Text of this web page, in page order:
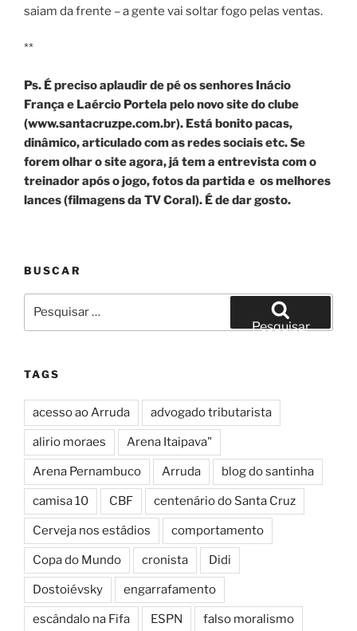
saiam da frente – a gente vai soltar fogo pelas ventas.
**
Ps. É preciso aplaudir de pé os senhores Inácio
França e Laércio Portela pelo novo site do clube
(www.santacruzpe.com.br). Está bonito pacas,
dinâmico, articulado com as redes sociais etc. Se
forem olhar o site agora, já tem a entrevista com o
treinador após o jogo, fotos da partida e os melhores
lances (filmagens da TV Coral). É de dar gosto.
BUSCAR
por:
Pesquisar
TAGS
acesso ao Arruda advogado tributarista
alirio moraes Arena Itaipava"
Arena Pernambuco Arruda blog do santinha
camisa 10 CBF centenário do Santa Cruz
Cerveja nos estádios comportamento
Copa do Mundo cronista Didi
Dostoiévsky engarrafamento
escândalo na Fifa ESPN falso moralismo